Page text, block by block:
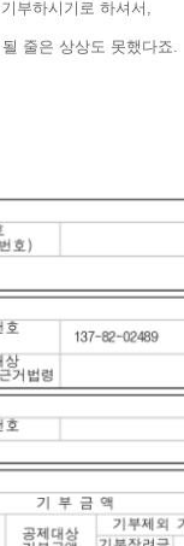
부하시기로 하셔서,
줄은 상상도 못했다죠.